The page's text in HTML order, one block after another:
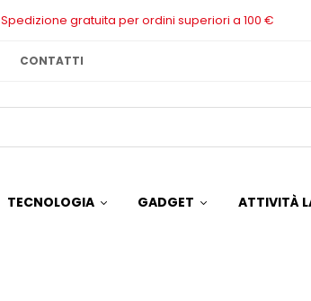
Spedizione gratuita per ordini superiori a 100 €
CONTATTI
TECNOLOGIA GADGET ATTIVITÀ